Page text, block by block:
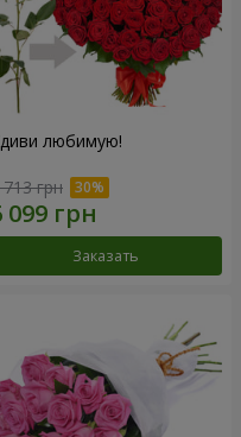
любимую!
грн
Заказать